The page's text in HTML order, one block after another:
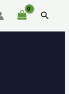
Hae